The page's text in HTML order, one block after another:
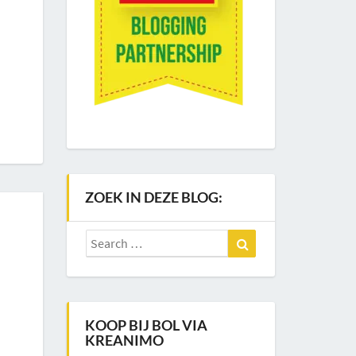
ZOEK IN DEZE BLOG:
Search
for:
KOOP BIJ BOL VIA
KREANIMO